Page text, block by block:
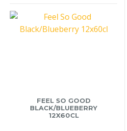
FEEL SO GOOD
BLACK/BLUEBERRY
12X60CL